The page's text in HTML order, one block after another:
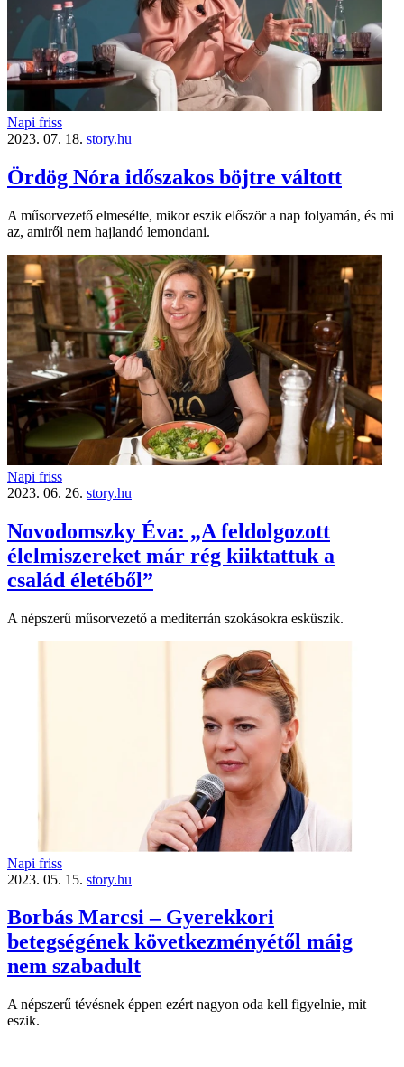
Napi friss
2023. 07. 18. story.hu
Ördög Nóra időszakos böjtre váltott
A műsorvezető elmesélte, mikor eszik először a nap folyamán, és mi
az, amiről nem hajlandó lemondani.
Napi friss
2023. 06. 26. story.hu
Novodomszky Éva: „A feldolgozott
élelmiszereket már rég kiiktattuk a
család életéből”
A népszerű műsorvezető a mediterrán szokásokra esküszik.
Napi friss
2023. 05. 15. story.hu
Borbás Marcsi – Gyerekkori
betegségének következményétől máig
nem szabadult
A népszerű tévésnek éppen ezért nagyon oda kell figyelnie, mit
eszik.